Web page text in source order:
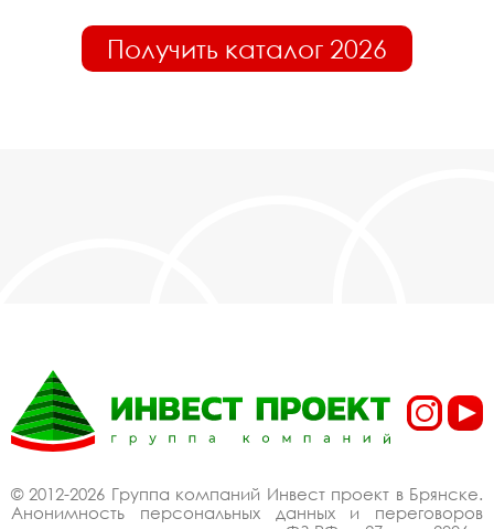
Получить каталог 2026
© 2012-2026 Группа компаний Инвест проект в Брянске.
Анонимность персональных данных и переговоров